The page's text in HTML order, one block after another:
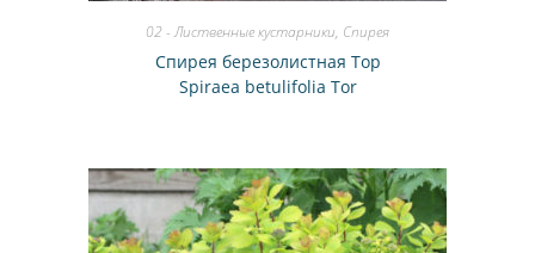
02 - Лиственные кустарники, Спирея
Спирея березолистная Тор
Spiraea betulifolia Tor